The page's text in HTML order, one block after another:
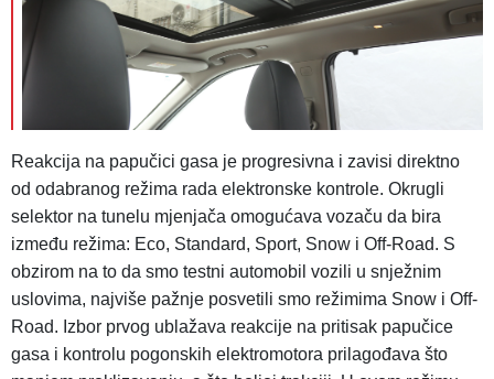
Reakcija na papučici gasa je progresivna i zavisi direktno
od odabranog režima rada elektronske kontrole. Okrugli
selektor na tunelu mjenjača omogućava vozaču da bira
između režima: Eco, Standard, Sport, Snow i Off-Road. S
obzirom na to da smo testni automobil vozili u snježnim
uslovima, najviše pažnje posvetili smo režimima Snow i Off-
Road. Izbor prvog ublažava reakcije na pritisak papučice
gasa i kontrolu pogonskih elektromotora prilagođava što